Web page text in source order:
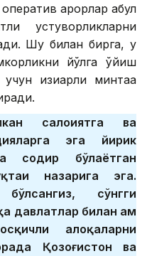
қарорлар қабул
устуворликларни
Шу билан бирга, у
йўлга қўйиш
қизиқарли минтақа
салоҳиятга ва
эга йирик
содир бўлаётган
назарига эга.
сўнгги
давлатлар билан ҳам
алоқаларни
Қозоғистон ва